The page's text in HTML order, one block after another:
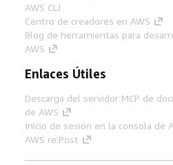
AWS CLI
Centro de creadores en AWS
Blog de herramientas para
AWS
Enlaces Útiles
Descarga del servidor MCP de
de AWS
Inicio de sesión en la consola de
AWS re:Post